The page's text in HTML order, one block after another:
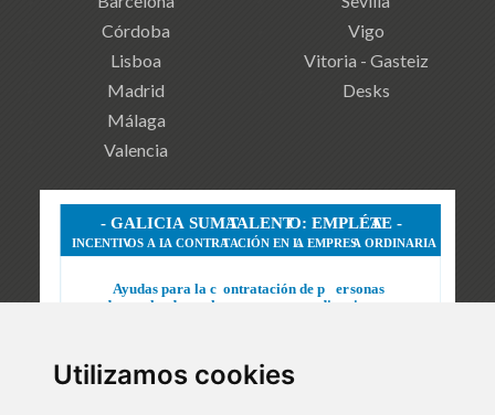
Utilizamos cookies
Córdoba
Lisboa
Madrid
Málaga
Valencia
Vigo
Vitoria - Gasteiz
Desks